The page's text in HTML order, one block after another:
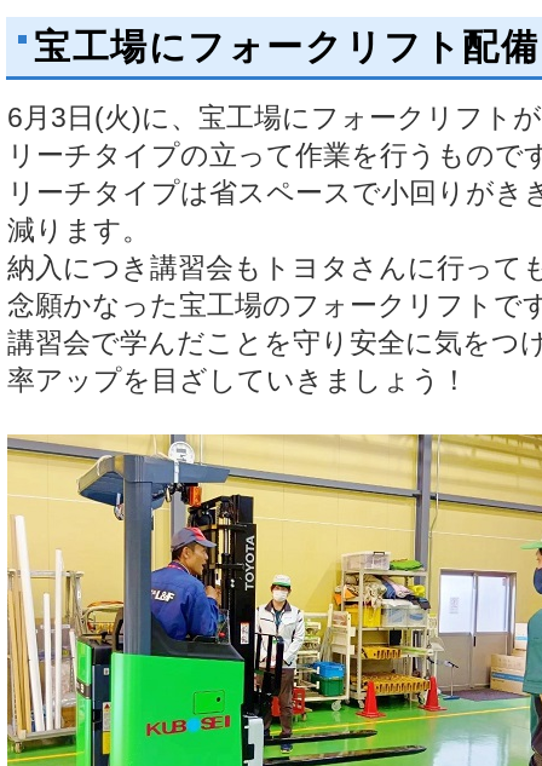
宝工場にフォークリフト配備
6月3日(火)に、宝工場にフォークリフト
リーチタイプの立って作業を行うもので
リーチタイプは省スペースで小回りがき
減ります。
納入につき講習会もトヨタさんに行って
念願かなった宝工場のフォークリフトで
講習会で学んだことを守り安全に気をつ
率アップを目ざしていきましょう！